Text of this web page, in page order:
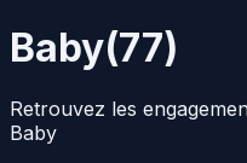
Baby(77)
Retrouvez les
Baby